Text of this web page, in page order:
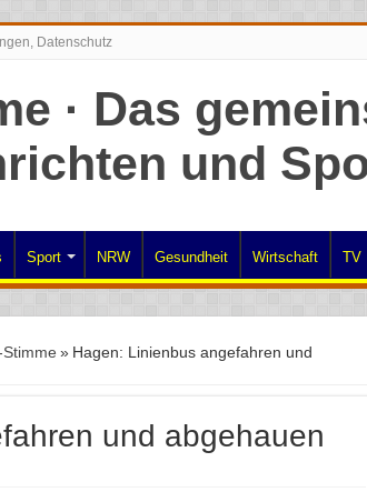
Datenschutz
Sport NRW Gesundheit Wirtschaft TV
» Hagen: Linienbus angefahren und
und abgehauen